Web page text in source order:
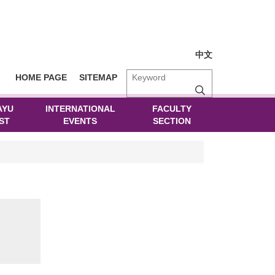
HOME PAGE SITEMAP
中文
INTERNATIONAL
EVENTS
FACULTY
SECTION